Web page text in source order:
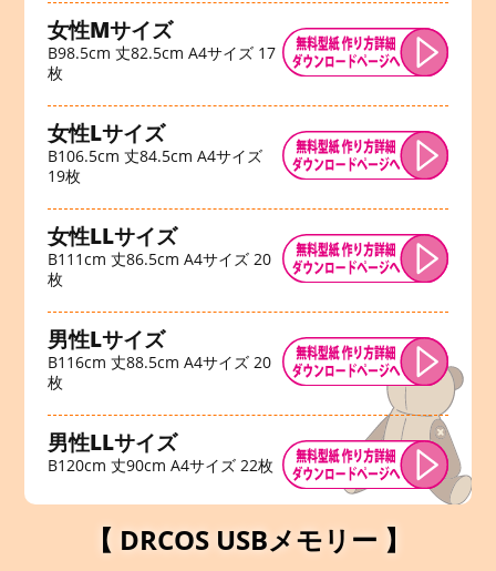
女性Mサイズ
B98.5cm 丈82.5cm A4サイズ 17
枚
女性Lサイズ
B106.5cm 丈84.5cm A4サイズ
19枚
女性LLサイズ
B111cm 丈86.5cm A4サイズ 20
枚
男性Lサイズ
B116cm 丈88.5cm A4サイズ 20
枚
男性LLサイズ
B120cm 丈90cm A4サイズ 22枚
【 DRCOS USBメモリー 】